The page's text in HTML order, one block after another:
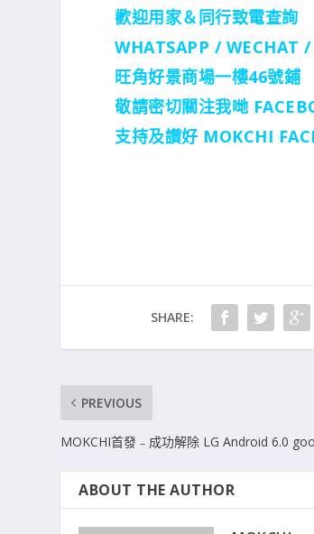
歡迎用家＆同行致電查詢
WHATSAPP / WECHAT
旺角好景商場一樓46號鋪
敬請密切關注我哋
支持及讃好 MOKCHI
SHARE:
PREVIOUS
MOKCHI首發﹣成功解除 LG Android 6.0
ABOUT THE AUTHOR